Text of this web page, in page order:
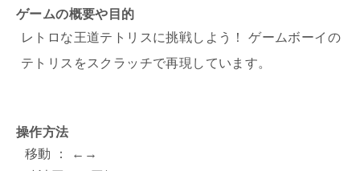
ゲームの概要や目的
レトロな王道テトリスに挑戦しよう！ ゲームボーイの
テトリスをスクラッチで再現しています。
操作方法
移動 ： ←→